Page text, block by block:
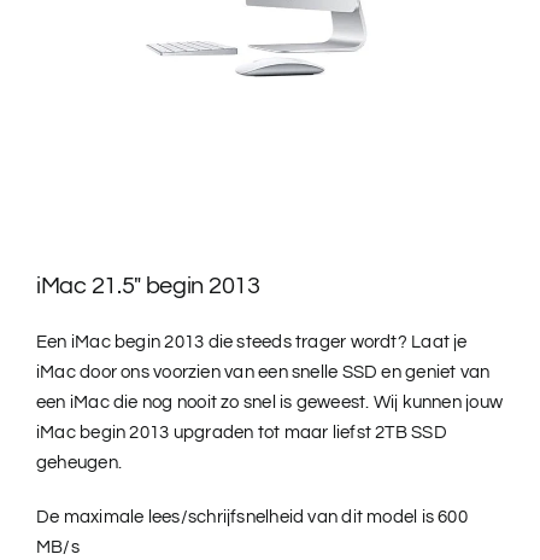
iMac 21.5″ begin 2013
Een iMac begin 2013 die steeds trager wordt? Laat je
iMac door ons voorzien van een snelle SSD en geniet van
een iMac die nog nooit zo snel is geweest. Wij kunnen jouw
iMac begin 2013 upgraden tot maar liefst 2TB SSD
geheugen.
De maximale lees/schrijfsnelheid van dit model is 600
MB/s